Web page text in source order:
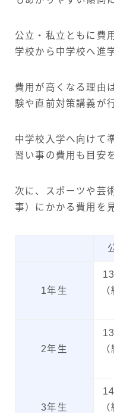
公立・私立ともに費
学校から中学校へ進
費用が高くなる理由
験や直前対策講義が
中学校入学へ向けて
習い事の費用も目安
次に、スポーツや芸
事）にかかる費用を
1年生
2年生
3年生